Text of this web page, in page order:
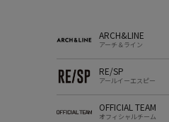
ARCH&LINE
アーチ＆ライン
RE/SP
アールイーエスピー
OFFICIAL TEAM
オフィシャルチーム